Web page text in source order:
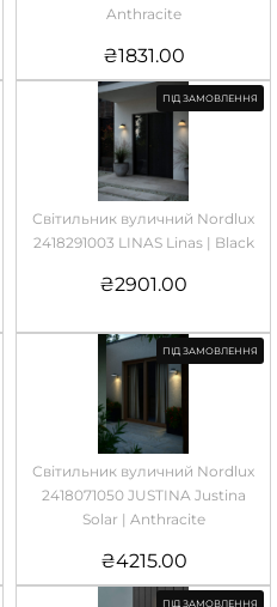
Anthracite
₴1831.00
ПІД ЗАМОВЛЕННЯ
Світильник вуличний Nordlux
2418291003 LINAS Linas | Black
₴2901.00
ПІД ЗАМОВЛЕННЯ
Світильник вуличний Nordlux
2418071050 JUSTINA Justina
Solar | Anthracite
₴4215.00
ПІД ЗАМОВЛЕННЯ